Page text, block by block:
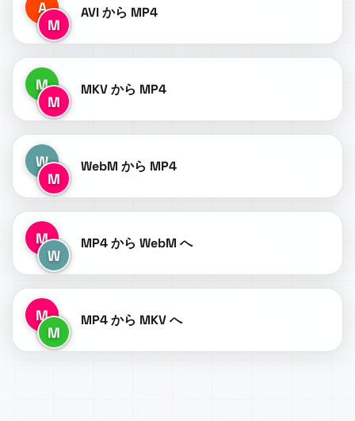
A
M
AVI から MP4
M
M
MKV から MP4
W
M
WebM から MP4
M
W
MP4 から WebM へ
M
M
MP4 から MKV へ